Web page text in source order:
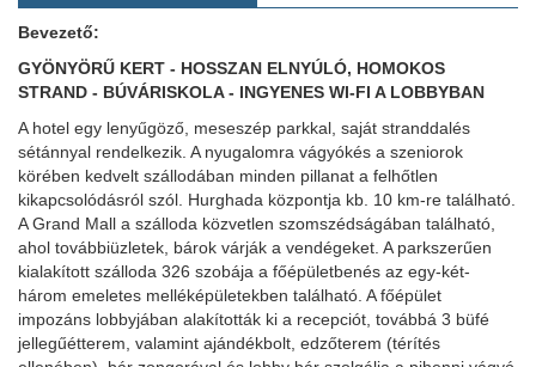
Bevezető:
GYÖNYÖRŰ KERT - HOSSZAN ELNYÚLÓ, HOMOKOS
STRAND - BÚVÁRISKOLA - INGYENES WI-FI A LOBBYBAN
A hotel egy lenyűgöző, meseszép parkkal, saját stranddalés
sétánnyal rendelkezik. A nyugalomra vágyókés a szeniorok
körében kedvelt szállodában minden pillanat a felhőtlen
kikapcsolódásról szól. Hurghada központja kb. 10 km-re található.
A Grand Mall a szálloda közvetlen szomszédságában található,
ahol továbbiüzletek, bárok várják a vendégeket. A parkszerűen
kialakított szálloda 326 szobája a főépületbenés az egy-két-
három emeletes melléképületekben található. A főépület
impozáns lobbyjában alakították ki a recepciót, továbbá 3 büfé
jellegűétterem, valamint ajándékbolt, edzőterem (térítés